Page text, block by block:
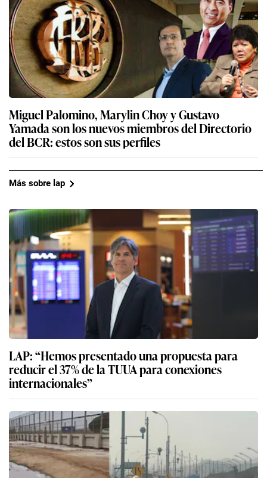
Miguel Palomino, Marylin Choy y Gustavo
Yamada son los nuevos miembros del Directorio
del BCR: estos son sus perfiles
Más sobre lap
LAP: “Hemos presentado una propuesta para
reducir el 37% de la TUUA para conexiones
internacionales”